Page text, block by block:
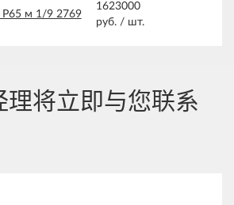
Р65 м 1/9 2769
1623000
руб. / шт.
理将立即与您联系